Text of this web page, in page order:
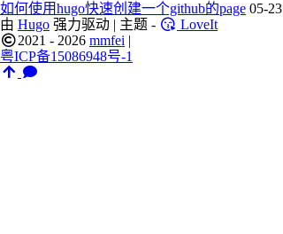
如何使用hugo快速创建一个github的page 05-23
由 Hugo 强力驱动 | 主题 -
LoveIt
2021 - 2026 mmfei |
粤ICP备15086948号-1